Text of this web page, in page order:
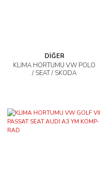
DİĞER
KLİMA HORTUMU VW POLO
/ SEAT / SKODA